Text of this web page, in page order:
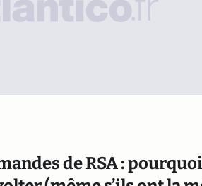
de RSA :